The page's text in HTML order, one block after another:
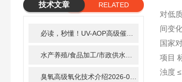
技术文章
RELATED
臭氧高级氧化技术介绍2026-02-27
对低
间变化
国家
项目
浊度